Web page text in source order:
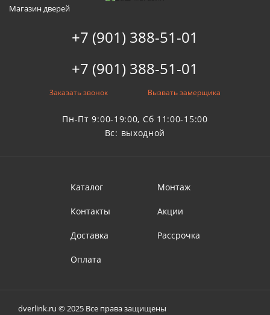
Магазин дверей
+7 (901) 388-51-01
+7 (901) 388-51-01
Заказать звонок Вызвать замерщика
Пн-Пт 9:00-19:00, Сб 11:00-15:00
Вс: выходной
Каталог
Контакты
Доставка
Оплата
Монтаж
Акции
Рассрочка
dverlink.ru © 2025 Все права защищены